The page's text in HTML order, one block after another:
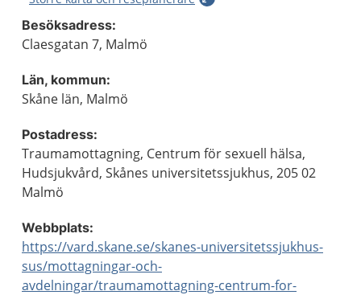
Besöksadress:
Claesgatan 7, Malmö
Län, kommun:
Skåne län, Malmö
Postadress:
Traumamottagning, Centrum för sexuell hälsa,
Hudsjukvård, Skånes universitetssjukhus, 205 02
Malmö
Webbplats:
https://vard.skane.se/skanes-universitetssjukhus-
sus/mottagningar-och-
avdelningar/traumamottagning-centrum-for-